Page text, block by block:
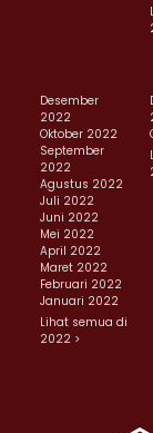
Desember
2022
Oktober 2022
September
2022
Agustus 2022
Juli 2022
Juni 2022
Mei 2022
April 2022
Maret 2022
Februari 2022
Januari 2022
Lihat semua di
2022 >